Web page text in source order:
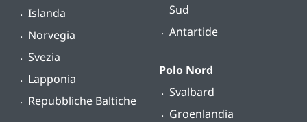
Islanda
Norvegia
Svezia
Lapponia
Repubbliche Baltiche
Sud
Antartide
Polo Nord
Svalbard
Groenlandia